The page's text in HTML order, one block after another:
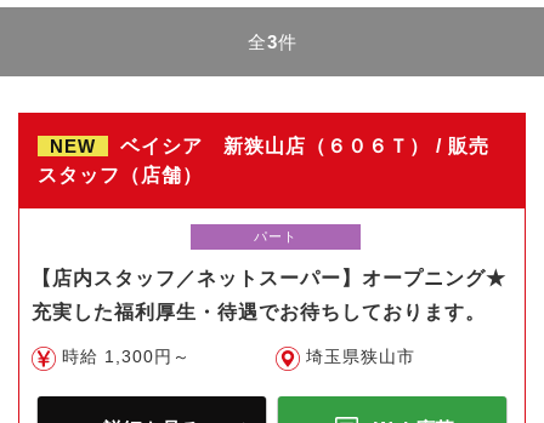
全3件
NEW
ベイシア 新狭山店（６０６Ｔ） / 販売
スタッフ（店舗）
パート
【店内スタッフ／ネットスーパー】オープニング★
充実した福利厚生・待遇でお待ちしております。
時給 1,300円～ 埼玉県狭山市